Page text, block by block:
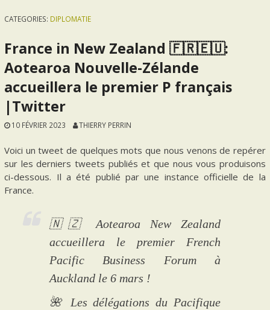
CATEGORIES: DIPLOMATIE
France in New Zealand 🇫🇷🇪🇺:
Aotearoa Nouvelle-Zélande
accueillera le premier P français
|Twitter
10 FÉVRIER 2023 THIERRY PERRIN
Voici un tweet de quelques mots que nous venons de repérer
sur les derniers tweets publiés et que nous vous produisons
ci-dessous. Il a été publié par une instance officielle de la
France.
🇳🇿 Aotearoa New Zealand
accueillera le premier French
Pacific Business Forum à
Auckland le 6 mars !
🌺 Les délégations du Pacifique